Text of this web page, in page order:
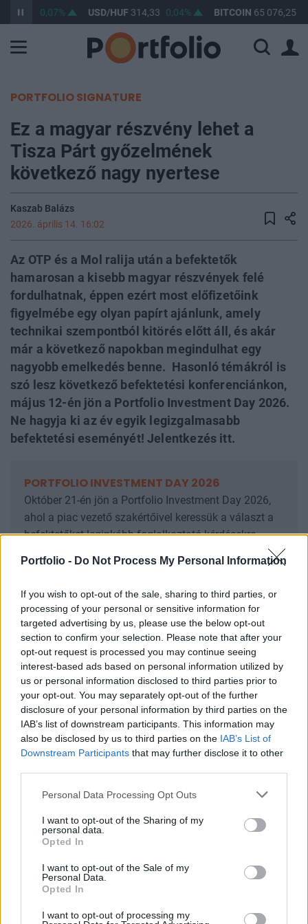
Portfolio - Do Not Process My Personal Information
If you wish to opt-out of the sale, sharing to third parties, or
processing of your personal or sensitive information for
targeted advertising by us, please use the below opt-out
section to confirm your selection. Please note that after your
opt-out request is processed you may continue seeing
interest-based ads based on personal information utilized by
us or personal information disclosed to third parties prior to
your opt-out. You may separately opt-out of the further
disclosure of your personal information by third parties on the
IAB’s list of downstream participants. This information may
also be disclosed by us to third parties on the IAB’s List of
Downstream Participants that may further disclose it to other
Personal Data Processing Opt Outs
I want to opt-out of the Sharing of my
personal data.
Opted In
I want to opt-out of the Sale of my
Personal Data.
Opted In
I want to opt-out of processing my
363,44 0,07% USD/HUF314,33 0,04% BITCOIN65 076,25
PORTFOLIO SIGNATURE
Ez a magyar részvény lehet a
Tisza Párt győzelmének
következő nagy nyertese
Kaszab Balázs
2026. április 14. 16:02
Az OTP és a Mol ralija után a befektetők
hamarosan a kisebb magyar részvények felé
fordulhatnak, éppen ezért most előfizetőink
figyelmébe egy olyan papírt ajánlunk, amely
technikai szempontból kitörés előtt áll, és akár
már a következő napokban megindulhat egy
nagyobb emelkedés benne. Hasonló témákról is
szó lesz következő befektetési konferenciánkon,
május 12-én jön a Portfolio Investment Day 2026.
Ne hagyja ki az év egyik legizgalmasabb
befektetési eseményét! Jelentkezés itt.
PORTFOLIO INVESTMENT DAY 2026
Október 21-én jön a Portfolio Investment Day 2026,
ahol a piac vezető szakértőivel keressük a választ a
befektetőket leginkább foglalkoztató kérdésekre.
évek nyertesei, mire számíthatunk a részvény-,
érdemes portfóliót építeni egy gyorsan változó
világban? Jelentkezz most, és szerezz első kézből
befektetési ötleteket!
Információ és jelentkezés
Kilőtt a magyar tőzsde, miután a Tisza Párt
kétharmados győzelmet aratott a vasárnap a
választáson.
Ennek hatására rendkívüli átárazódás indult el a
magyar eszközökben. A forint mellett a legnagyobb
az erős kezdeti reakciók után azonban hamarosan a
befektetők elkezdhetnek a kevésbé reflektorfényben
lévő magyar részvényekre is fókuszálni.